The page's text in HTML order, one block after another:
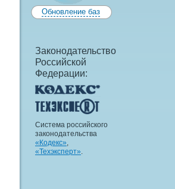
Обновление баз
Законодательство
Российской
Федерации:
Система российского
законодательства
«Кодекс»,
«Техэксперт».